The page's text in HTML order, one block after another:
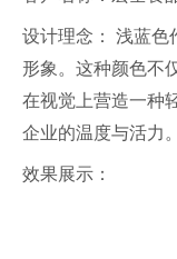
设计理念： 浅蓝
形象。这种颜色不
在视觉上营造一种
企业的温度与活力。
效果展示：